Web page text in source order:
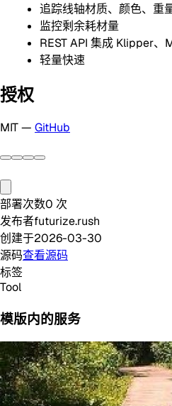
追踪线轴材质、颜色、重
监控剩余耗材量
REST API 集成 Klipper
轻量快速
授权
MIT — GitHub
部署次数0 次
发布者futurize.rush
创建于2026-03-30
源码查看源码
标签
Tool
模版内的服务